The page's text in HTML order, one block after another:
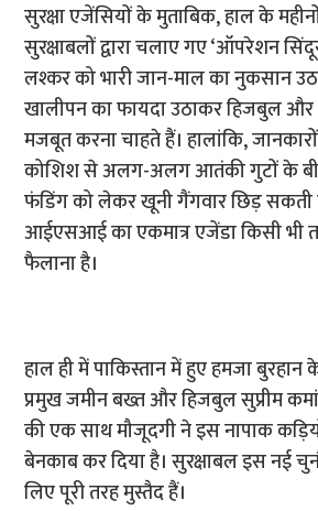
सुरक्षा एजेंसियों के मुताबिक, हाल के
सुरक्षाबलों द्वारा चलाए गए ‘ऑपरेशन
लश्कर को भारी जान-माल का नुकसान
खालीपन का फायदा उठाकर हिजबुल
मजबूत करना चाहते हैं। हालांकि,
कोशिश से अलग-अलग आतंकी गुटों के
फंडिंग को लेकर खूनी गैंगवार छिड़
आईएसआई का एकमात्र एजेंडा किसी भी
फैलाना है।
हाल ही में पाकिस्तान में हुए हमजा
प्रमुख जमीन बख्त और हिजबुल सुप्रीम
की एक साथ मौजूदगी ने इस नापाक
बेनकाब कर दिया है। सुरक्षाबल इस नई
लिए पूरी तरह मुस्तैद हैं।